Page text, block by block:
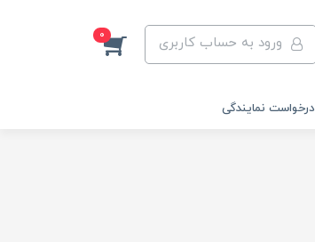
ورود به حساب کاربری 0
درخواست نمایندگی